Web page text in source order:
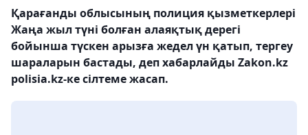
Қарағанды облысының полиция қызметкерлері
Жаңа жыл түні болған алаяқтық дерегі
бойынша түскен арызға жедел үн қатып, тергеу
шараларын бастады, деп хабарлайды Zakon.kz
polisia.kz-ке сілтеме жасап.